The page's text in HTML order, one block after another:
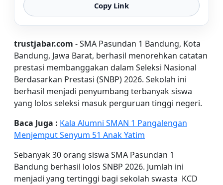
Copy Link
trustjabar.com - SMA Pasundan 1 Bandung, Kota
Bandung, Jawa Barat, berhasil menorehkan catatan
prestasi membanggakan dalam Seleksi Nasional
Berdasarkan Prestasi (SNBP) 2026. Sekolah ini
berhasil menjadi penyumbang terbanyak siswa
yang lolos seleksi masuk perguruan tinggi negeri.
Baca Juga : Kala Alumni SMAN 1 Pangalengan
Menjemput Senyum 51 Anak Yatim
Sebanyak 30 orang siswa SMA Pasundan 1
Bandung berhasil lolos SNBP 2026. Jumlah ini
menjadi yang tertinggi bagi sekolah swasta KCD